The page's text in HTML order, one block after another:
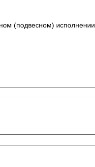
(подвесном) исполнении